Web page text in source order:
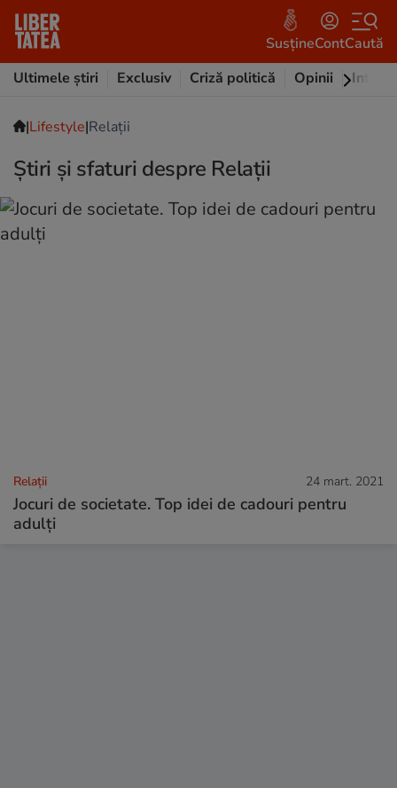
SusțineContCaută
Ultimele știri
Exclusiv Criză politică Opinii
|Lifestyle|Relații
Știri și sfaturi despre Relații
Relații 24 mart. 2021
Jocuri de societate. Top idei de cadouri pentru
adulți